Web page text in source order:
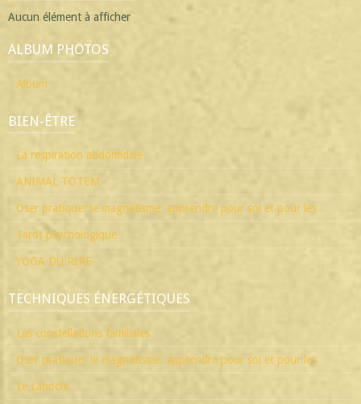
Aucun élément à afficher
ALBUM PHOTOS
Album
BIEN-ÊTRE
La respiration abdomidale
ANIMAL TOTEM
Oser pratiquer le magnétisme: apprendre pour soi et pour les
Tarot psychologique
YOGA DU RIRE
TECHNIQUES ÉNERGÉTIQUES
Les constellations familiales
Oser pratiquer le magnétisme: apprendre pour soi et pour les
Le Lahochi